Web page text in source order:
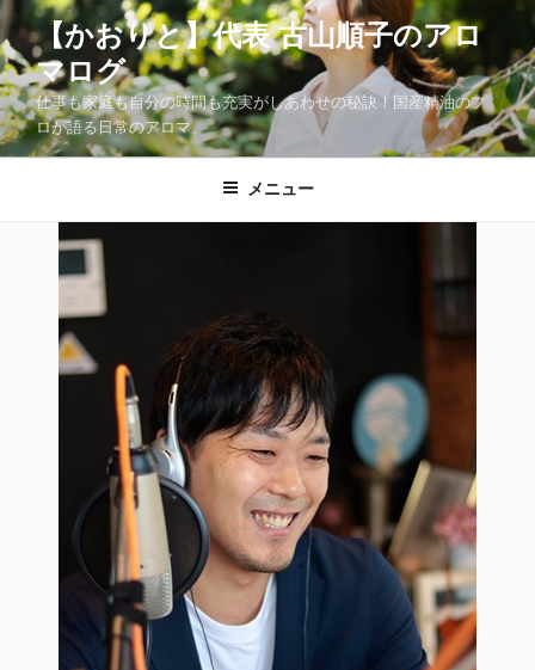
コ
ン
テ
ン
ツ
へ
【かおりと】代表 古山順子のアロ
マログ
仕事も家庭も自分の時間も充実がしあわせの秘訣！国産精油のプ
ロが語る日常のアロマ。
メニュー